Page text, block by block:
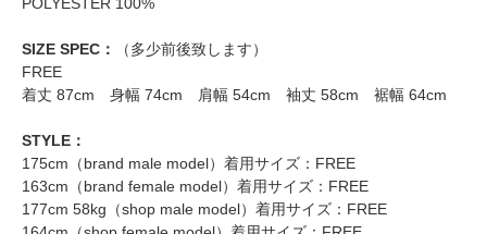
SIZE SPEC：
（多少前後致します）
FREE
着丈 87cm 身幅 74cm 肩幅 54cm 袖丈 58cm 裾幅 64cm
STYLE：
175cm（brand male model）着用サイズ：FREE
163cm（brand female model）着用サイズ：FREE
177cm 58kg（shop male model）着用サイズ：FREE